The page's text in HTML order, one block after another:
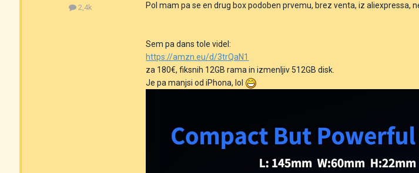
2,4k Pol mam pa se en drug box podoben prvemu, brez venta, iz aliexpressa,
Sem pa dans tole videl:
https://amzn.eu/d/3trQaN1
za 180€, fiksnih 12GB rama in izmenljiv 512GB disk.
Je pa manjsi od iPhona, lol